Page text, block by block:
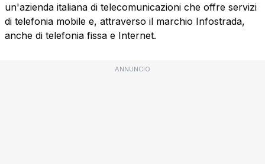
un'azienda italiana di telecomunicazioni che offre servizi
di telefonia mobile e, attraverso il marchio Infostrada,
anche di telefonia fissa e Internet.
ANNUNCIO